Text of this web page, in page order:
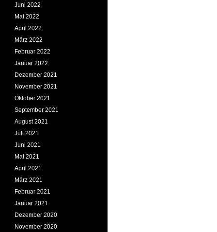
Juni 2022
Mai 2022
April 2022
März 2022
Februar 2022
Januar 2022
Dezember 2021
November 2021
Oktober 2021
September 2021
August 2021
Juli 2021
Juni 2021
Mai 2021
April 2021
März 2021
Februar 2021
Januar 2021
Dezember 2020
November 2020